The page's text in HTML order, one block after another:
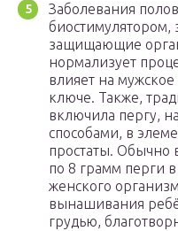
Заболевания
биостимулятором,
защищающие
нормализует
влияет на
ключе. Также,
включила пергу,
способами, в
простаты. Обычно
по 8 грамм перги
женского
вынашивания
грудью,